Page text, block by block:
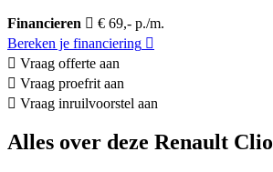
Financieren
€ 69,- p./m.
Bereken je financiering
Vraag offerte aan
Vraag proefrit aan
Vraag inruilvoorstel aan
Alles over deze Renault Clio